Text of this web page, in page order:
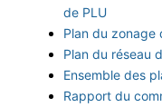
de PLU
Plan du zonage
Plan du réseau
Ensemble des
Rapport du